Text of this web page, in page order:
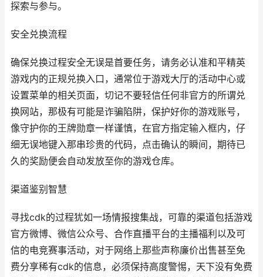
探索与参与。
安全兑换流程
确保兑换过程安全无误是首要任务，请务必认准和平精英
游戏内的正规兑换入口，通常位于游戏大厅的活动中心或
设置菜单的相关页面，切记不要轻信任何非官方的所谓兑
换网站，那极有可能是诈骗陷阱，保护好你的游戏账号，
像守护你的王牌勋章一样谨慎，在官方指定输入框内，仔
细无误地键入那串珍贵的代码，点击确认的瞬间，期待已
久的奖励便会自动发放至你的游戏仓库。
渠道鉴别智慧
寻找cdk的过程犹如一场情报搜集战，可靠的渠道包括游戏
官方微博、微信公众号、合作直播平台的主播福利以及可
信的电竞赛事活动，对于网络上那些声称廉价出售甚至免
费分享稀有cdk的信息，必须保持高度警惕，天下没有免费